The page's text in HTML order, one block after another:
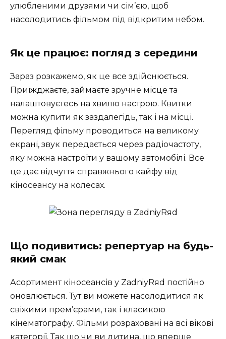
улюбленими друзями чи сім’єю, щоб
насолодитись фільмом під відкритим небом.
Як це працює: погляд з середини
Зараз розкажемо, як це все здійснюється.
Приїжджаєте, займаєте зручне місце та
налаштовуєтесь на хвилю настрою. Квитки
можна купити як заздалегідь, так і на місці.
Перегляд фільму проводиться на великому
екрані, звук передається через радіочастоту,
яку можна настроїти у вашому автомобілі. Все
це дає відчуття справжнього кайфу від
кіносеансу на колесах.
Що подивитись: репертуар на будь-
який смак
Асортимент кіносеансів у ZadniyRяd постійно
оновлюється. Тут ви можете насолодитися як
свіжими прем’єрами, так і класикою
кінематографу. Фільми розраховані на всі вікові
категорії. Так що чи ви дитина, що вперше